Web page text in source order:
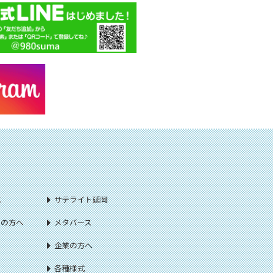
サテライト延岡
方へ メタバース
企業の方へ
各種様式